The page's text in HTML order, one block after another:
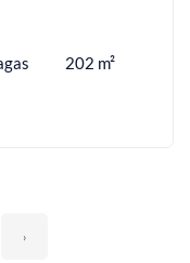
202 m²
›